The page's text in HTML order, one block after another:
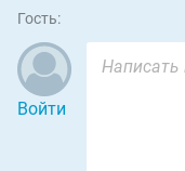
Гость:
Войти